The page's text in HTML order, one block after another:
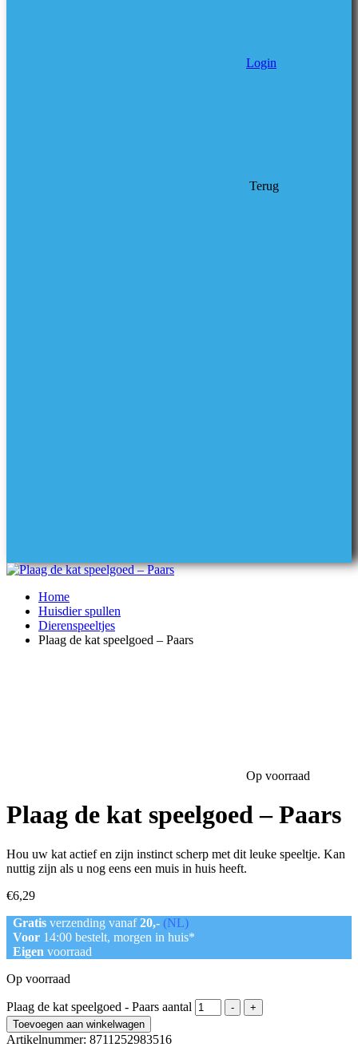
Login
Terug
Home
Huisdier spullen
Dierenspeeltjes
Plaag de kat speelgoed – Paars
Op voorraad
Plaag de kat speelgoed – Paars
Hou uw kat actief en zijn instinct scherp met dit leuke speeltje. Kan
nuttig zijn als u nog eens een muis in huis heeft.
€6,29
Gratis verzending vanaf20,- (NL)
Voor 14:00 bestelt, morgen in huis*
Eigen voorraad
Op voorraad
Plaag de kat speelgoed - Paars aantal -
+
Toevoegen aan winkelwagen
Artikelnummer: 8711252983516